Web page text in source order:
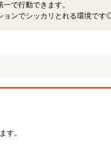
で行動できます。
ョンでシッカリとれる環境です
す。